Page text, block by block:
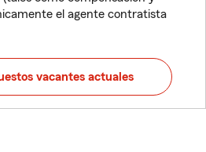
el agente contratista
vacantes actuales